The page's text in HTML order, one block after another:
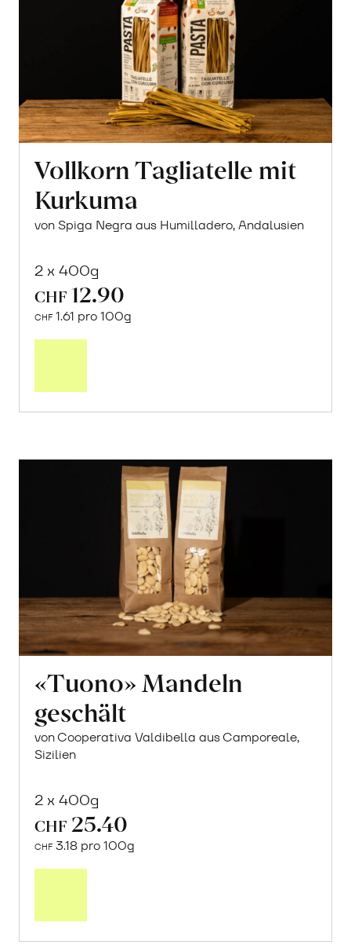
Vollkorn Tagliatelle mit
Kurkuma
von Spiga Negra aus Humilladero, Andalusien
2 x 400g
CHF 12.90
CHF 1.61 pro 100g
«Tuono» Mandeln
geschält
von Cooperativa Valdibella aus Camporeale,
Sizilien
2 x 400g
CHF 25.40
CHF 3.18 pro 100g